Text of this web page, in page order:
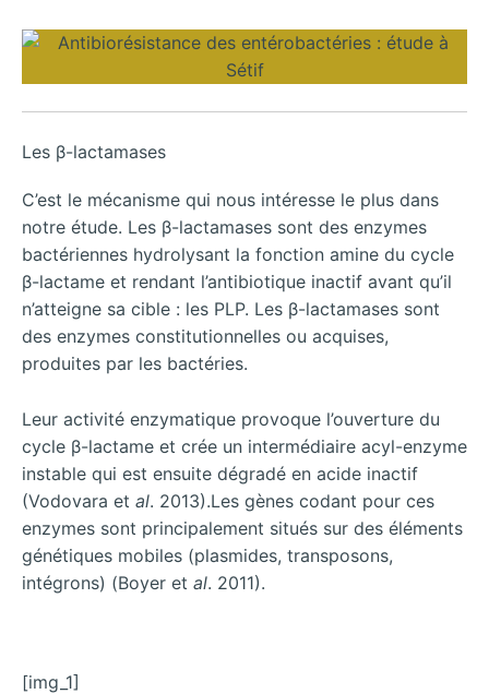
Les β-lactamases
C’est le mécanisme qui nous intéresse le plus dans
notre étude. Les β-lactamases sont des enzymes
bactériennes hydrolysant la fonction amine du cycle
β-lactame et rendant l’antibiotique inactif avant qu’il
n’atteigne sa cible : les PLP. Les β-lactamases sont
des enzymes constitutionnelles ou acquises,
produites par les bactéries.
Leur activité enzymatique provoque l’ouverture du
cycle β-lactame et crée un intermédiaire acyl-enzyme
instable qui est ensuite dégradé en acide inactif
(Vodovara et al. 2013).Les gènes codant pour ces
enzymes sont principalement situés sur des éléments
génétiques mobiles (plasmides, transposons,
intégrons) (Boyer et al. 2011).
[img_1]